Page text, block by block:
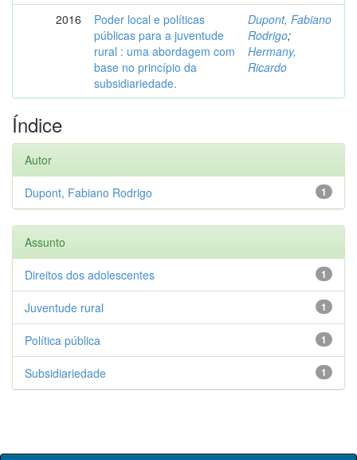
2016
Poder local e políticas
públicas para a juventude
rural : uma abordagem com
base no princípio da
subsidiariedade.
Dupont, Fabiano
Rodrigo;
Hermany,
Ricardo
Índice
Autor
1
Dupont, Fabiano Rodrigo
Assunto
1
Direitos dos adolescentes
1
Juventude rural
1
Política pública
1
Subsidiariedade